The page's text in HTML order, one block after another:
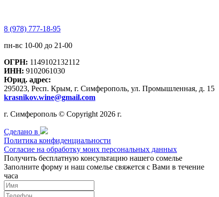
8 (978) 777-18-95
пн-вс 10-00 до 21-00
ОГРН: 1149102132112
ИНН: 9102061030
Юрид. адрес:
295023, Респ. Крым, г. Симферополь, ул. Промышленная, д. 15
krasnikov.wine@gmail.com
г. Симферополь © Copyright 2026 г.
Сделано в
Политика конфиденциальности
Согласие на обработку моих персональных данных
Получить бесплатную консультацию нашего сомелье
Заполните форму и наш сомелье свяжется с Вами в течение
часа